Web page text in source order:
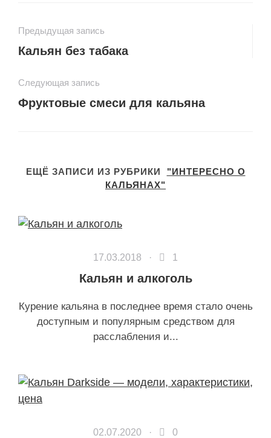
Предыдущая запись
Кальян без табака
Следующая запись
Фруктовые смеси для кальяна
ЕЩЁ ЗАПИСИ ИЗ РУБРИКИ "ИНТЕРЕСНО О
КАЛЬЯНАХ"
17.03.2018 · 1
Кальян и алкоголь
Курение кальяна в последнее время стало очень
доступным и популярным средством для
расслабления и...
02.07.2020 · 0